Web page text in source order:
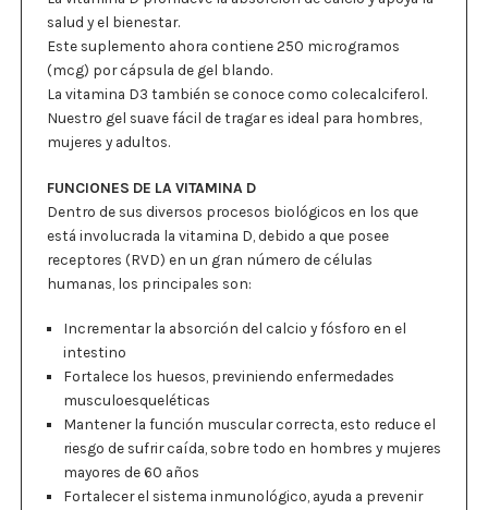
salud y el bienestar.
Este suplemento ahora contiene 250 microgramos
(mcg) por cápsula de gel blando.
La vitamina D3 también se conoce como colecalciferol.
Nuestro gel suave fácil de tragar es ideal para hombres,
mujeres y adultos.
FUNCIONES DE LA VITAMINA D
Dentro de sus diversos procesos biológicos en los que
está involucrada la vitamina D, debido a que posee
receptores (RVD) en un gran número de células
humanas, los principales son:
Incrementar la absorción del calcio y fósforo en el
intestino
Fortalece los huesos, previniendo enfermedades
musculoesqueléticas
Mantener la función muscular correcta, esto reduce el
riesgo de sufrir caída, sobre todo en hombres y mujeres
mayores de 60 años
Fortalecer el sistema inmunológico, ayuda a prevenir